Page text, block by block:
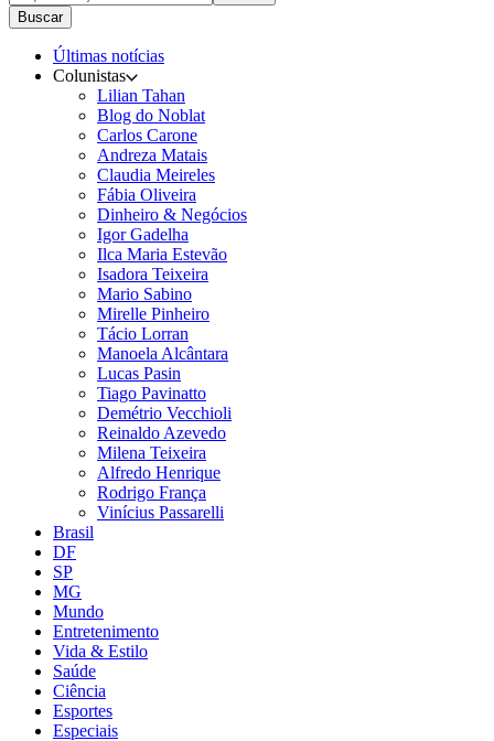
Buscar
Últimas notícias
Colunistas
Lilian Tahan
Blog do Noblat
Carlos Carone
Andreza Matais
Claudia Meireles
Fábia Oliveira
Dinheiro & Negócios
Igor Gadelha
Ilca Maria Estevão
Isadora Teixeira
Mario Sabino
Mirelle Pinheiro
Tácio Lorran
Manoela Alcântara
Lucas Pasin
Tiago Pavinatto
Demétrio Vecchioli
Reinaldo Azevedo
Milena Teixeira
Alfredo Henrique
Rodrigo França
Vinícius Passarelli
Brasil
DF
SP
MG
Mundo
Entretenimento
Vida & Estilo
Saúde
Ciência
Esportes
Especiais